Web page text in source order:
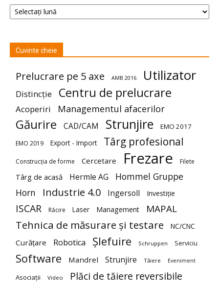
Arhivă
Cuvinte cheie
Prelucrare pe 5 axe AMB 2016 Utilizator
Distincție Centru de prelucrare
Acoperiri Managementul afacerilor
Găurire CAD/CAM Strunjire EMO 2017
EMO 2019 Export - Import Târg profesional
Construcția de forme Cercetare Frezare Filete
Târg de acasă Hermle AG
Hommel Gruppe
Horn
Industrie 4.0 Ingersoll Investiție
ISCAR Răcire Laser Management MAPAL
Tehnica de măsurare și testare NC/CNC
Curățare Robotica Șlefuire Schruppen Serviciu
Software Mandrel Strunjire Tăiere Eveniment
Asociații Video Plăci de tăiere reversibile